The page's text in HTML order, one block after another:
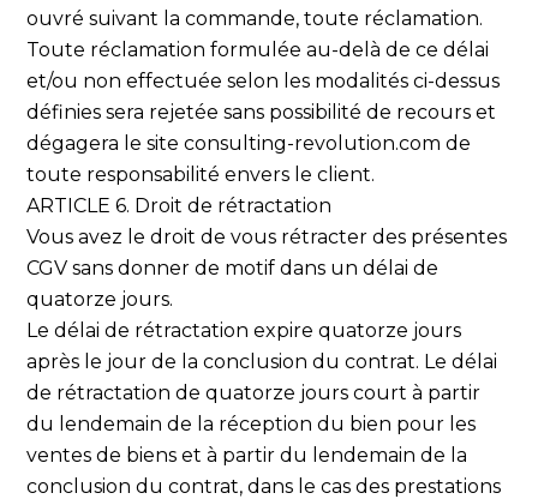
ouvré suivant la commande, toute réclamation.
Toute réclamation formulée au-delà de ce délai
et/ou non effectuée selon les modalités ci-dessus
définies sera rejetée sans possibilité de recours et
dégagera le site consulting-revolution.com de
toute responsabilité envers le client.
ARTICLE 6. Droit de rétractation
Vous avez le droit de vous rétracter des présentes
CGV sans donner de motif dans un délai de
quatorze jours.
Le délai de rétractation expire quatorze jours
après le jour de la conclusion du contrat. Le délai
de rétractation de quatorze jours court à partir
du lendemain de la réception du bien pour les
ventes de biens et à partir du lendemain de la
conclusion du contrat, dans le cas des prestations